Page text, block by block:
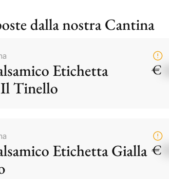
dalla nostra Cantina
Etichetta
Tinello
€
Etichetta Gialla €